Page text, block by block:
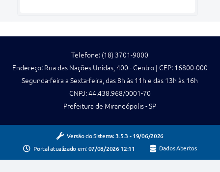
Telefone: (18) 3701-9000
Endereço: Rua das Nações Unidas, 400 - Centro | CEP: 16800-000
Segunda-feira a Sexta-feira, das 8h às 11h e das 13h às 16h
CNPJ: 44.438.968/0001-70
Prefeitura de Mirandópolis - SP
Versão do Sistema: 3.5.3 - 19/06/2026
Portal atualizado em: 07/08/2026 12:11 Dados Abertos